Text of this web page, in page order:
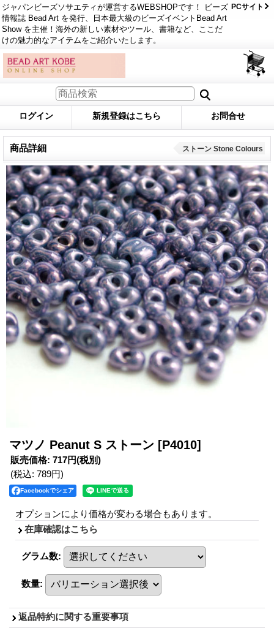
ジャパンビーズソサエティが運営するWEBSHOPです！ ビーズ
情報誌 Bead Art を発行、日本最大級のビーズイベントBead Art
Show を主催！海外の新しい素材やツール、書籍など、ここだ
けの魅力的なアイテムをご紹介いたします。
PCサイト
ログイン 新規登録はこちら お問合せ
商品詳細 ストーン Stone Colours
マツノ Peanut S ストーン [P4010]
販売価格: 717円(税別)
(税込: 789円)
Facebookでシェア
オプションにより価格が変わる場合もあります。
在庫確認はこちら
グラム数:
数量:
返品特約に関する重要事項